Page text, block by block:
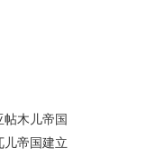
帖木儿帝国
儿帝国建立